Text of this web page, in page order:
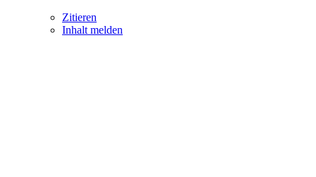
Zitieren
Inhalt melden